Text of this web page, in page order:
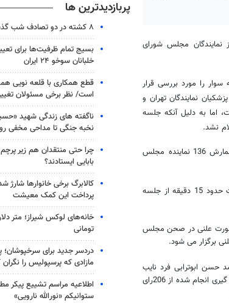
نمایندگان مجلس شورای
سوار را مورد بررسی قرار
نمایندگان تهران و
اما به دلیل آنکه جلسه
نشد.
پس از آغاز جلسه غیر علنی رای به اعتبارنامه برومند شمارش شد که بر اساس این شمارش 136 نماینده مجلس
سرانجام پس ازتایید اعتبار نامه برومند در صحن علنی مجلس رئیس مجلس پس از گذشت حدود 15 دقیقه از جلسه
صورت علنی در صحن مجلس
برگزار می شود.
حسن ابوترابی فرد نایب
رئیس مجلس که ریاست بخشی از جلسه امروز مجلس را بر عهده داشت قرائت شد طبق رای گیری انجام شده از 206رای
پربازدیدترین ها
۸ کشته در دو تصادف شب گذشته
بسیج تمام ظرفیت‌ها برای
خلبانان سوخو ۲۴ ایران
قطع همکاری با قلعه نویی
است/ نظر برخی مسئولان
ناگفته های زندگی شهید
نخبه جنگی تا مداحی مخفی
چرا حتی منتقدان هم زیر
بابایی ایستادند؟
کالابرگ برخی خانوارها شارژ
پرداخت این کمک معیشت
خانه‌های لوکس شیراز؛ متر
تومانی
دردسر جدید برای سرخپوشان؛
مازادی که پرسپولیس را نگران
اطلاعیه مراسم تشییع پیکر
ستوانیکم «نورالله نارویی»